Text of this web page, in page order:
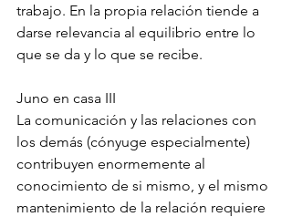
trabajo. En la propia relación tiende a
darse relevancia al equilibrio entre lo
que se da y lo que se recibe.
Juno en casa III
La comunicación y las relaciones con
los demás (cónyuge especialmente)
contribuyen enormemente al
conocimiento de si mismo, y el mismo
mantenimiento de la relación requiere